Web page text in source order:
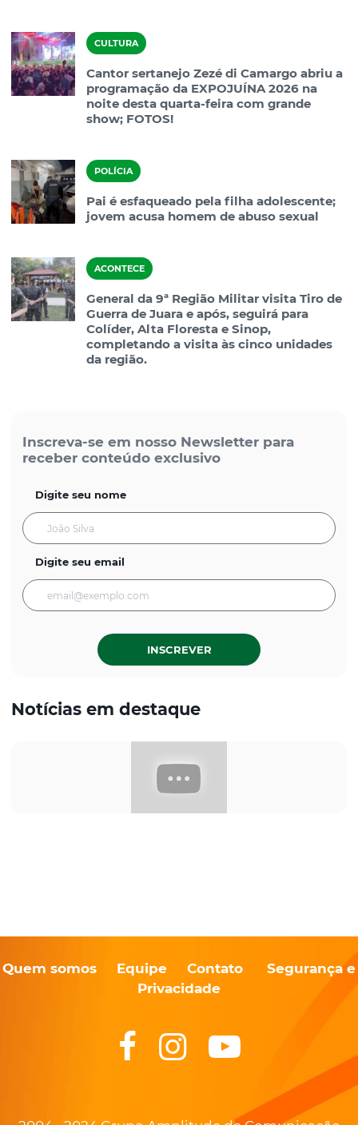
CULTURA
Cantor sertanejo Zezé di Camargo abriu a
programação da EXPOJUÍNA 2026 na
noite desta quarta-feira com grande
show; FOTOS!
POLÍCIA
Pai é esfaqueado pela filha adolescente;
jovem acusa homem de abuso sexual
ACONTECE
General da 9ª Região Militar visita Tiro de
Guerra de Juara e após, seguirá para
Colíder, Alta Floresta e Sinop,
completando a visita às cinco unidades
da região.
Inscreva-se em nosso Newsletter para
receber conteúdo exclusivo
Digite seu nome
Digite seu email
INSCREVER
Notícias em destaque
Quem somos Equipe Contato
Segurança e
Privacidade